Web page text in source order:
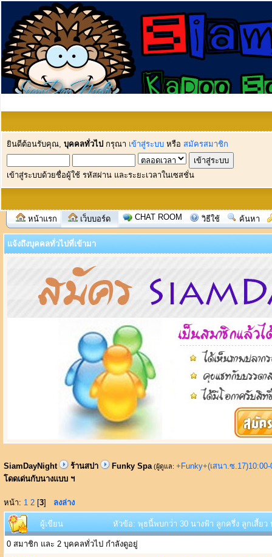
ยินดีต้อนรับคุณ, บุคคลทั่วไป กรุณา เข้าสู่ระบบ หรือ สมัครสมาชิก
เข้าสู่ระบบด้วยชื่อผู้ใช้ รหัสผ่าน และระยะเวลาในเซสชั่น
หน้าแรก เว็บบอร์ด CHAT ROOM วิธีใช้ ค้นหา
แจ้งถึงบุคคลทั่วไปที่เข้ามา
SiamDayNight ร้านสปา Funky Spa (ผู้ดูแล: +Funky+(เสนา.ซ
โดดเด่นกับนางแบบ ฯ
หน้า: 1 2 [3] ลงล่าง
ผู้เขียน หัวข้อ: พุธนี้พบกว่่า 30 นางฟ้า ลูกครึ่ง ลูกเสี้ยว
0 สมาชิก และ 2 บุคคลทั่วไป กำลังดูอยู่